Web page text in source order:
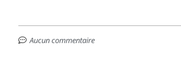
Aucun commentaire